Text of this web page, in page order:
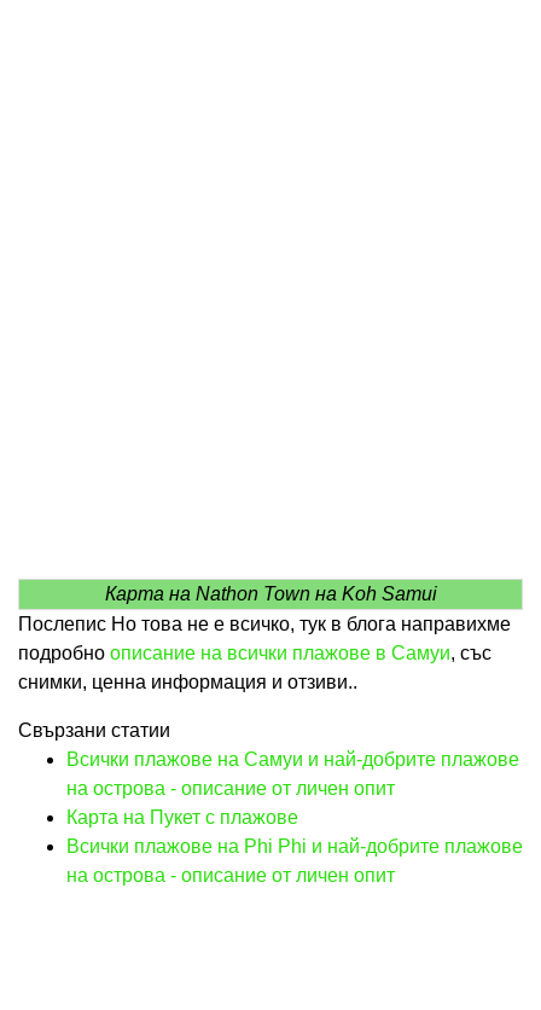
Карта на Nathon Town на Koh Samui
Послепис Но това не е всичко, тук в блога направихме
подробно описание на всички плажове в Самуи, със
снимки, ценна информация и отзиви..
Свързани статии
Всички плажове на Самуи и най-добрите плажове
на острова - описание от личен опит
Карта на Пукет с плажове
Всички плажове на Phi Phi и най-добрите плажове
на острова - описание от личен опит